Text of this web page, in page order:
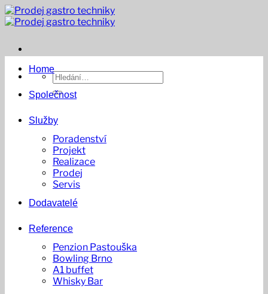
Přeskočit
na
Hledat:
Home
Společnost
Služby
Poradenství
Projekt
Realizace
Prodej
Servis
Dodavatelé
Reference
Penzion Pastouška
Bowling Brno
A1 buffet
Whisky Bar